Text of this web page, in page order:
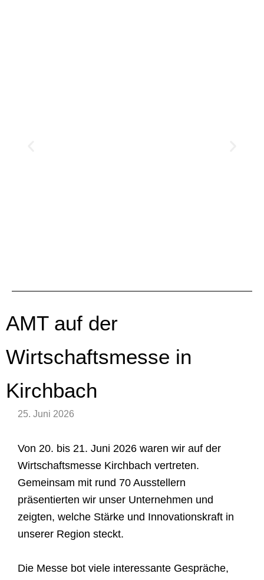
AMT auf der
Wirtschaftsmesse in
Kirchbach
25. Juni 2026
Von 20. bis 21. Juni 2026 waren wir auf der
Wirtschaftsmesse Kirchbach vertreten.
Gemeinsam mit rund 70 Ausstellern
präsentierten wir unser Unternehmen und
zeigten, welche Stärke und Innovationskraft in
unserer Region steckt.
Die Messe bot viele interessante Gespräche,